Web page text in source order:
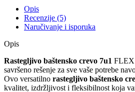
Opis
Recenzije (5)
Naručivanje i isporuka
Opis
Rastegljivo baštensko crevo 7u1 FLEX
savršeno rešenje za sve vaše potrebe
Ovo versatilno rastegljivo baštensko
kvalitet, izdržljivost i fleksibilnost koja